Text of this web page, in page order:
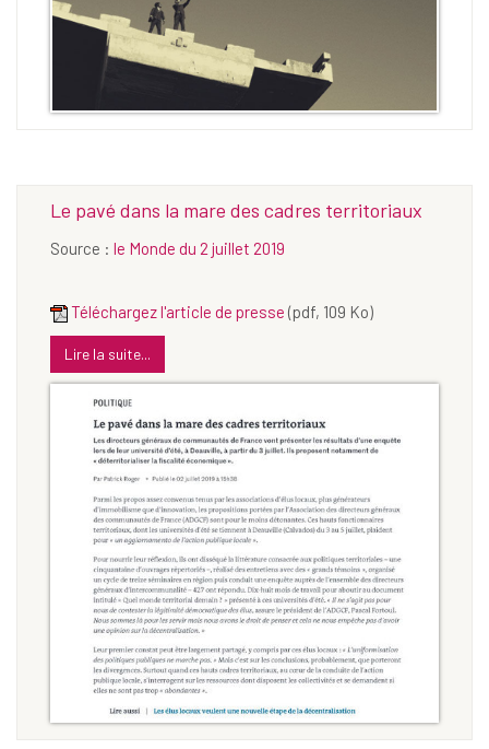
Le pavé dans la mare des cadres territoriaux
Source : le Monde du 2 juillet 2019
Téléchargez l'article de presse (pdf, 109 Ko)
Lire la suite...